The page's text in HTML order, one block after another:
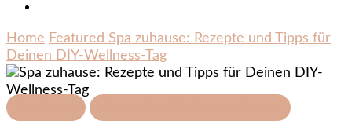
Home Featured Spa zuhause: Rezepte und Tipps für
Deinen DIY-Wellness-Tag